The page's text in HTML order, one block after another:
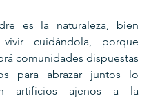
es la naturaleza, bien
vivir cuidándola, porque
comunidades dispuestas
para abrazar juntos lo
artificios ajenos a la